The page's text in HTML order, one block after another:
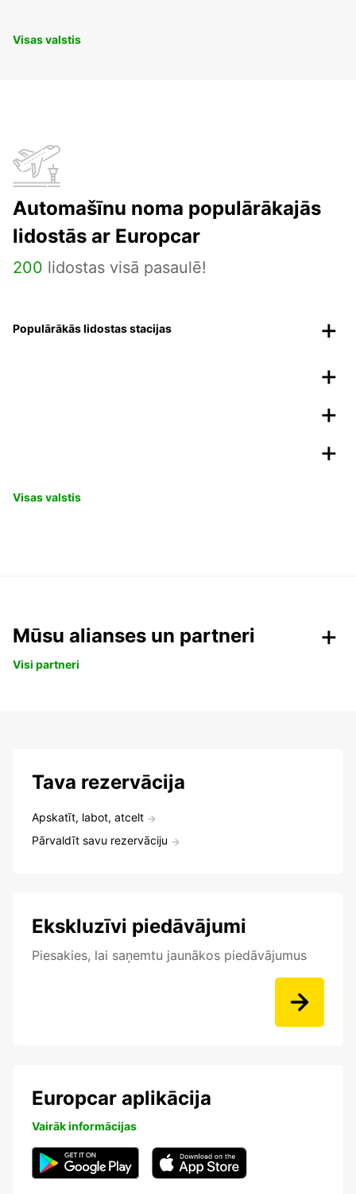
Visas valstis
Automašīnu noma populārākajās
lidostās ar Europcar
200 lidostas visā pasaulē!
Populārākās lidostas stacijas
Visas valstis
Mūsu alianses un partneri
Visi partneri
Tava rezervācija
Apskatīt, labot, atcelt
Pārvaldīt savu rezervāciju
Ekskluzīvi piedāvājumi
Piesakies, lai saņemtu jaunākos piedāvājumus
Europcar aplikācija
Vairāk informācijas